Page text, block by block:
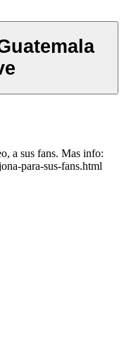
a sus fans. Mas info:
para-sus-fans.html